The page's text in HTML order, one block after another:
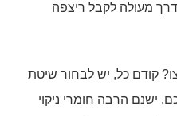
מעולה לקבל ריצפה
קודם כל, יש לבחור שיטת
ישנם הרבה חומרי ניקוי